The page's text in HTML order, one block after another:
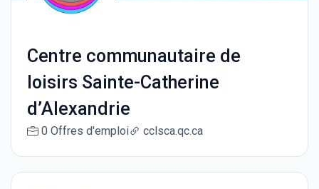
Centre communautaire de
loisirs Sainte-Catherine
d’Alexandrie
0 Offres d'emploi cclsca.qc.ca